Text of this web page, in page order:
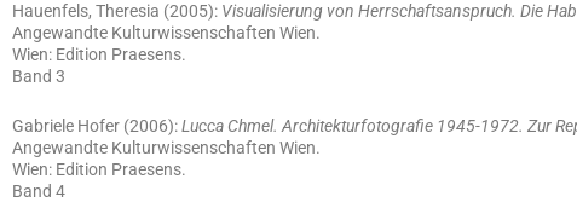
Hauenfels, Theresia (2005): Visualisierung von Herrschaftsanspruch. Die
Angewandte Kulturwissenschaften Wien.
Wien: Edition Praesens.
Band 3
Gabriele Hofer (2006):Lucca Chmel. Architekturfotografie 1945-1972. Zur
Angewandte Kulturwissenschaften Wien.
Wien: Edition Praesens.
Band 4